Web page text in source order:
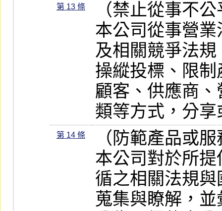
第 13 條
（禁止從事不
本公司從事營
及相關競爭法
操縱投標、限
顧客、供應商
類等方式，分
第 14 條
（防範產品或
本公司對於所
循之相關法規
蒐集與瞭解，